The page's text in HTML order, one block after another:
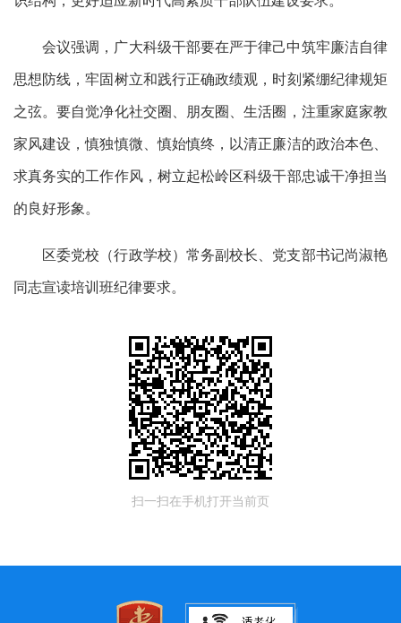
会议强调，广大科级干部要在严于律己中筑牢廉洁自律
思想防线，牢固树立和践行正确政绩观，时刻紧绷纪律规矩
之弦。要自觉净化社交圈、朋友圈、生活圈，注重家庭家教
家风建设，慎独慎微、慎始慎终，以清正廉洁的政治本色、
求真务实的工作作风，树立起松岭区科级干部忠诚干净担当
的良好形象。
区委党校（行政学校）常务副校长、党支部书记尚淑艳
同志宣读培训班纪律要求。
扫一扫在手机打开当前页